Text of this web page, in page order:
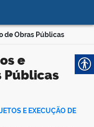
de
de Obras Públicas
Públicas
E EXECUÇÃO DE